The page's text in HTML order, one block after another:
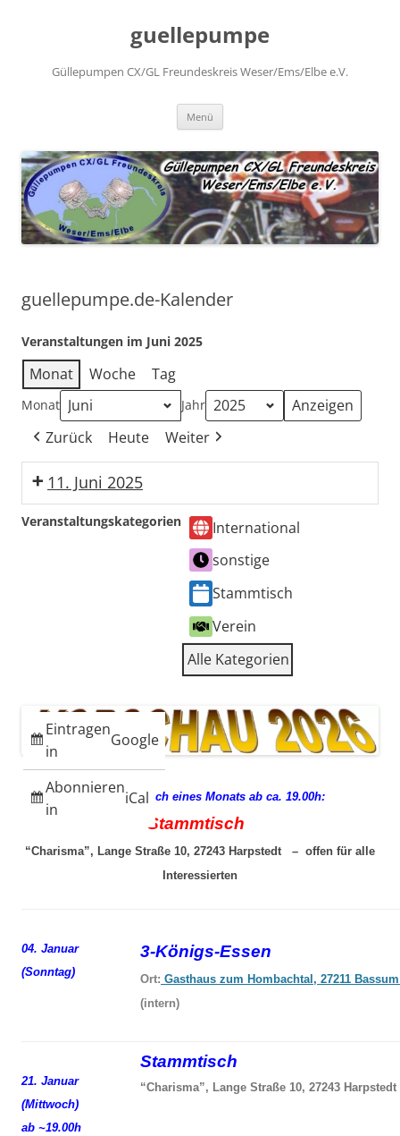
guellepumpe
Güllepumpen CX/GL Freundeskreis Weser/Ems/Elbe e.V.
Menü
guellepumpe.de-Kalender
Veranstaltungen im Juni 2025
Monat Woche Tag
Monat Jahr
Zurück Heute Weiter
11. Juni 2025
Stammtisch
Veranstaltungskategorien
International
sonstige
Stammtisch
Verein
Alle Kategorien
Eintragen
in
Google
Abonnieren
in
iCal
jeden 3. Mittwoch eines Monats ab ca. 19.00h:
Stammtisch
“Charisma”, Lange Straße 10, 27243 Harpstedt – offen für alle
Interessierten
04. Januar
(Sonntag)
3-Königs-Essen
Ort: Gasthaus zum Hombachtal, 27211
(intern)
21. Januar
(Mittwoch)
ab ~19.00h
Stammtisch
“Charisma”, Lange Straße 10, 27243 Harpstedt